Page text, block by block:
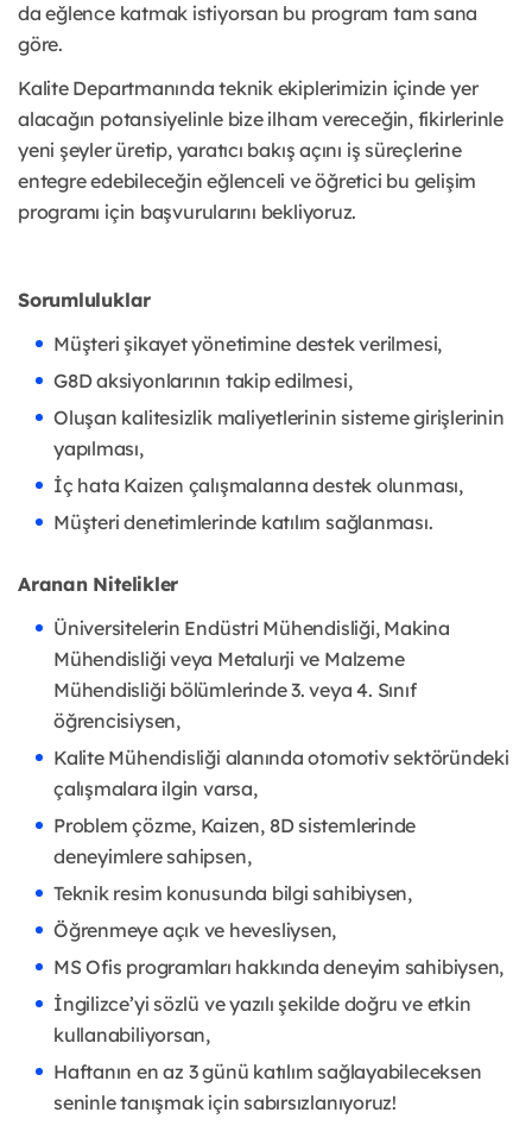
da eğlence katmak istiyorsan bu program tam sana
göre.
Kalite Departmanında teknik ekiplerimizin içinde yer
alacağın potansiyelinle bize ilham vereceğin, fikirlerinle
yeni şeyler üretip, yaratıcı bakış açını iş süreçlerine
entegre edebileceğin eğlenceli ve öğretici bu gelişim
programı için başvurularını bekliyoruz.
Sorumluluklar
Müşteri şikayet yönetimine destek verilmesi,
G8D aksiyonlarının takip edilmesi,
Oluşan kalitesizlik maliyetlerinin sisteme girişlerinin
yapılması,
İç hata Kaizen çalışmalarına destek olunması,
Müşteri denetimlerinde katılım sağlanması.
Aranan Nitelikler
Üniversitelerin Endüstri Mühendisliği, Makina
Mühendisliği veya Metalurji ve Malzeme
Mühendisliği bölümlerinde 3. veya 4. Sınıf
öğrencisiysen,
Kalite Mühendisliği alanında otomotiv sektöründeki
çalışmalara ilgin varsa,
Problem çözme, Kaizen, 8D sistemlerinde
deneyimlere sahipsen,
Teknik resim konusunda bilgi sahibiysen,
Öğrenmeye açık ve hevesliysen,
MS Ofis programları hakkında deneyim sahibiysen,
İngilizce’yi sözlü ve yazılı şekilde doğru ve etkin
kullanabiliyorsan,
Haftanın en az 3 günü katılım sağlayabileceksen
seninle tanışmak için sabırsızlanıyoruz!